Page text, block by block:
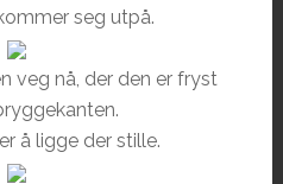
seg utpå.
veg nå, der den er fryst
å ligge der stille.